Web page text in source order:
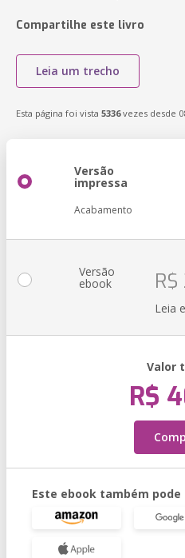
Compartilhe este livro
Leia um trecho
Esta página foi vista 5336vezes desde
Versão
impressa
Acabamento
Versão
ebook R$
Leia
Valor
R$
Este ebook também